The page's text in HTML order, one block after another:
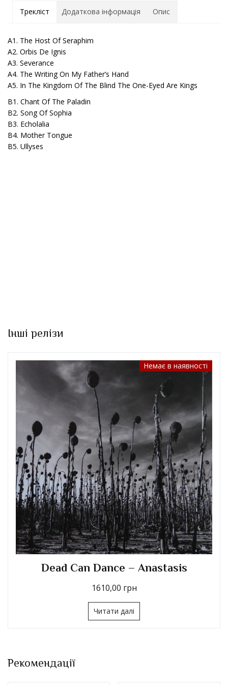
Трекліст Додаткова інформація Опис
A1. The Host Of Seraphim
A2. Orbis De Ignis
A3. Severance
A4. The Writing On My Father’s Hand
A5. In The Kingdom Of The Blind The One-Eyed Are Kings
B1. Chant Of The Paladin
B2. Song Of Sophia
B3. Echolalia
B4. Mother Tongue
B5. Ullyses
Інші релізи
Немає в наявності
Dead Can Dance – Anastasis
1610,00 грн
Читати далі
Рекомендації